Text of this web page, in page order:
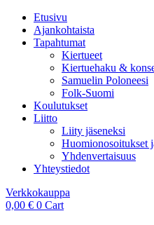
Etusivu
Ajankohtaista
Tapahtumat
Kiertueet
Kiertuehaku &
Samuelin Poloneesi
Folk-Suomi
Koulutukset
Liitto
Liity jäseneksi
Huomionosoitukset
Yhdenvertaisuus
Yhteystiedot
Verkkokauppa
0,00 € 0 Cart